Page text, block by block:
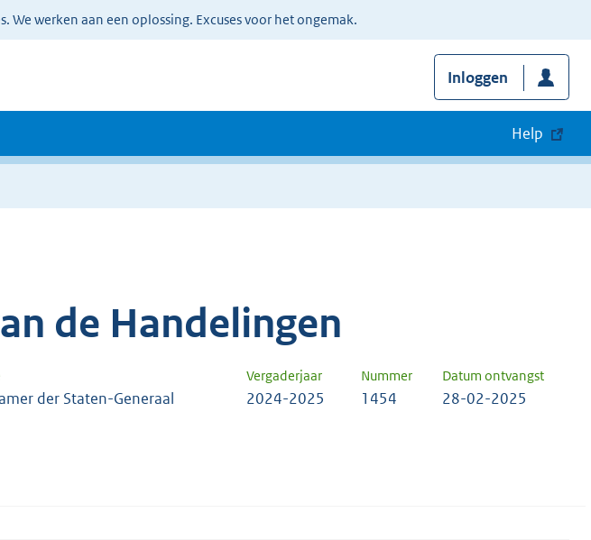
werken aan een oplossing. Excuses voor het ongemak.
Inloggen
Help
de Handelingen
Vergaderjaar Nummer Datum ontvangst
der Staten-Generaal 2024-2025 1454 28-02-2025